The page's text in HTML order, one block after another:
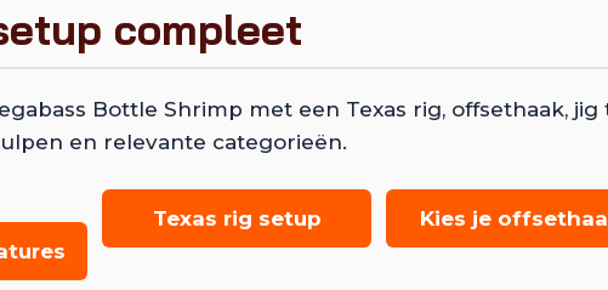
compleet
Bottle Shrimp met een Texas rig, offsethaak,
en relevante categorieën.
Texas rig setup Kies je